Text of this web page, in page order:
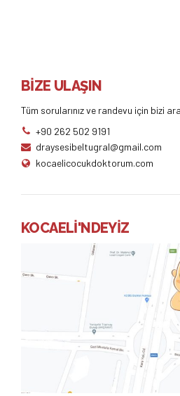
BİZE ULAŞIN
Tüm sorularınız ve randevu için bizi
+90 262 502 9191
draysesibeltugral@gmail.com
kocaelicocukdoktorum.com
KOCAELİ'NDEYİZ